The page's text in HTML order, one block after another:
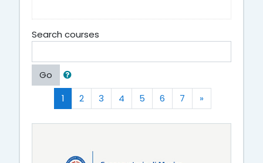
Search courses
Go
1(current)
2 3 4 5 6 7 »Next